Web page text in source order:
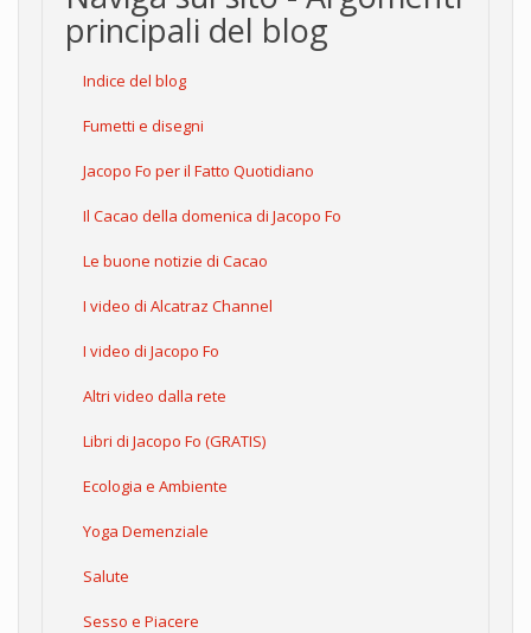
principali del blog
Indice del blog
Fumetti e disegni
Jacopo Fo per il Fatto Quotidiano
Il Cacao della domenica di Jacopo Fo
Le buone notizie di Cacao
I video di Alcatraz Channel
I video di Jacopo Fo
Altri video dalla rete
Libri di Jacopo Fo (GRATIS)
Ecologia e Ambiente
Yoga Demenziale
Salute
Sesso e Piacere